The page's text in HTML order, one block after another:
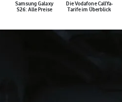
Samsung Galaxy
S26: Alle Preise
Die Vodafone CallYa-
Tarife im Überblick